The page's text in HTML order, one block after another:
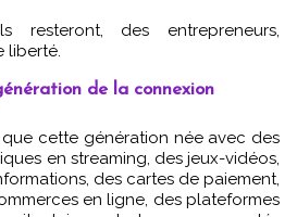
des entrepreneurs,
liberté.
de la connexion
en streaming, des jeux-vidéos,
des cartes de paiement,
en ligne, des plateformes